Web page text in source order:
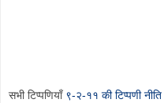
सभी टिप्पणियाँ ९-२-११ की टिप्पणी नीति